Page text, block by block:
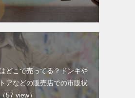
どこで売ってる？ドンキや
アなどの販売店での市販状
57 view）